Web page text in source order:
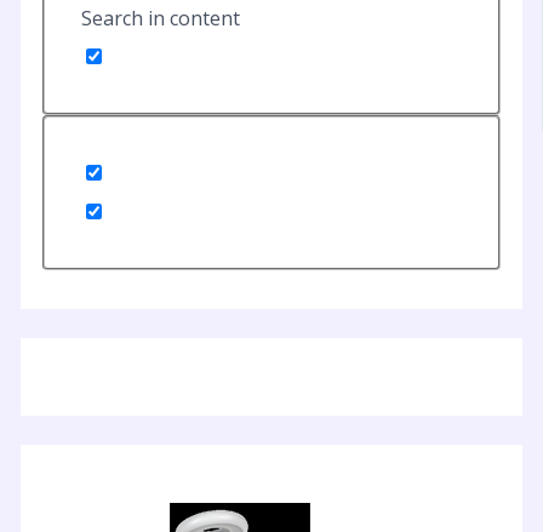
Search in content